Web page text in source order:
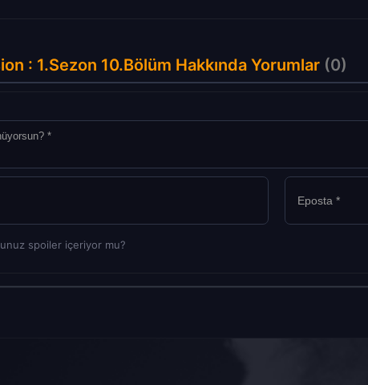
: 1.Sezon 10.Bölüm Hakkında Yorumlar (0)
spoiler içeriyor mu?